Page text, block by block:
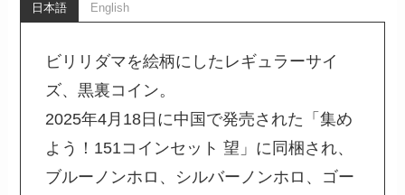
日本語 English
ビリリダマを絵柄にしたレギュラーサイ
ズ、黒裏コイン。
2025年4月18日に中国で発売された「集め
よう！151コインセット 望」に同梱され、
ブルーノンホロ、シルバーノンホロ、ゴー